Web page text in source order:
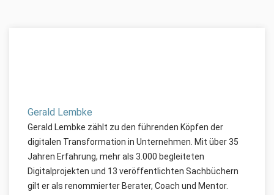
Gerald Lembke
Gerald Lembke zählt zu den führenden Köpfen der
digitalen Transformation in Unternehmen. Mit über 35
Jahren Erfahrung, mehr als 3.000 begleiteten
Digitalprojekten und 13 veröffentlichten Sachbüchern
gilt er als renommierter Berater, Coach und Mentor.